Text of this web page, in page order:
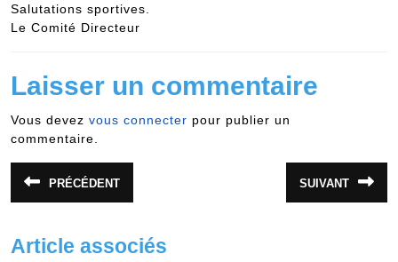
Salutations sportives.
Le Comité Directeur
Laisser un commentaire
Vous devez vous connecter pour publier un
commentaire.
Navigation
de
PRÉCÉDENT
précédent
SUIVANT
suivant
Article associés